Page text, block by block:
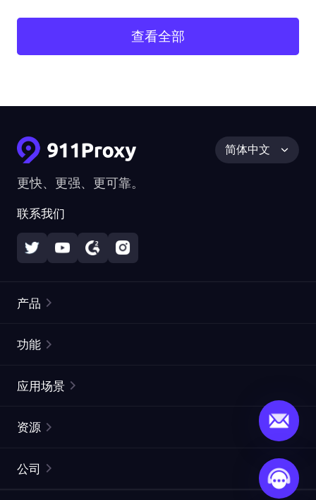
查看全部
更快、更强、更可靠。
联系我们
简体中文
产品
静态住宅代理
网页抓取 API
功能
ISP代理
ProxySite
应用场景
市场研究
资源
公司